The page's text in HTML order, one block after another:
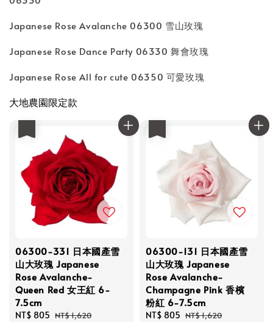
Japanese Rose Avalanche 06300 雪山玫瑰
Japanese Rose Dance Party 06330 舞會玫瑰
Japanese Rose All for cute 06350 可愛玫瑰
大地農園限定款
06300-331 日本國產雪
山大玫瑰 Japanese
Rose Avalanche-
Queen Red 女王紅 6-
7.5cm
Sale
NT$ 805 Regular
NT$ 1,620
06300-131 日本國產雪
山大玫瑰 Japanese
Rose Avalanche-
Champagne Pink 香檳
粉紅 6-7.5cm
Sale
NT$ 805 Regular
NT$ 1,620